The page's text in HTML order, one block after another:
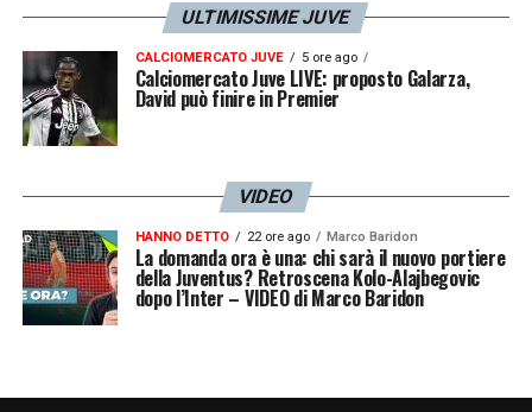
ULTIMISSIME JUVE
CALCIOMERCATO JUVE 5 ore ago
Calciomercato Juve LIVE: proposto Galarza,
David può finire in Premier
VIDEO
HANNO DETTO 22 ore ago Marco Baridon
La domanda ora è una: chi sarà il nuovo portiere
della Juventus? Retroscena Kolo-Alajbegovic
dopo l’Inter – VIDEO di Marco Baridon